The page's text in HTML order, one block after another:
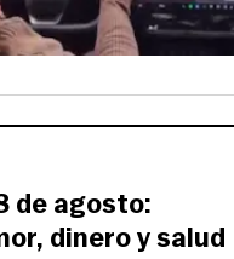
de agosto:
dinero y salud